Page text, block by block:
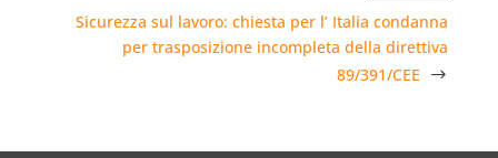
Sicurezza sul lavoro: chiesta per l’ Italia condanna
per trasposizione incompleta della direttiva
89/391/CEE